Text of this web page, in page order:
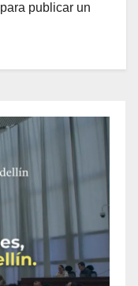
para publicar un